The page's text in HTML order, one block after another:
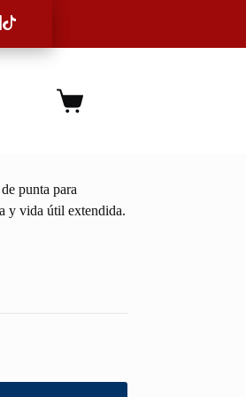
Carro
punta para
y vida útil extendida.